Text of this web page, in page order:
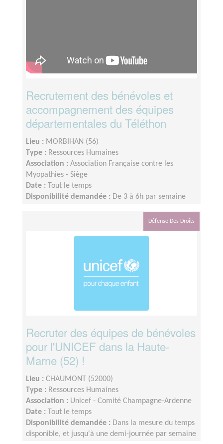
Recrutement des bénévoles et
accompagnement des équipes
départementales du Téléthon
Lieu : MORBIHAN (56)
Type : Ressources Humaines
Association : Association Française contre les
Myopathies - Siège
Date :
Tout le temps
Disponibilité demandée : De 3 à 6h par semaine
Défense Des Droits
Recruter des équipes de bénévoles
pour l'UNICEF dans la Haute-
Marne (52) !
Lieu : CHAUMONT (52000)
Type : Ressources Humaines
Association : Unicef - Comité Champagne-Ardenne
Date :
Tout le temps
Disponibilité demandée : Dans la mesure du temps
disponible, et jusqu'à une demi-journée par semaine